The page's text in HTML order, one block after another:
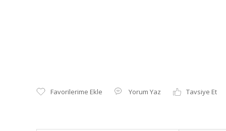
Yorum Yaz Tavsiye Et